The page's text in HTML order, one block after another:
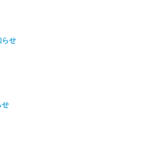
らせ
せ